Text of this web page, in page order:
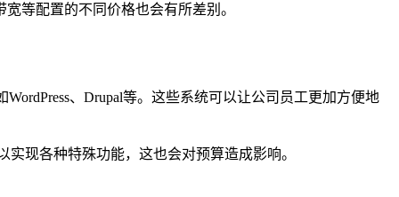
等配置的不同价格也会有所差别。
、Drupal等。这些系统可以让公司员工更加方便地
现各种特殊功能，这也会对预算造成影响。